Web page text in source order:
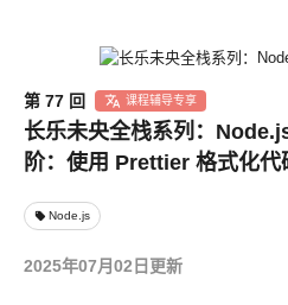
第 77 回 课程辅导专享
长乐未央全栈系列：
阶：使用 Prettier 格式化代
local_offer Node.js
2025年07月02日更新